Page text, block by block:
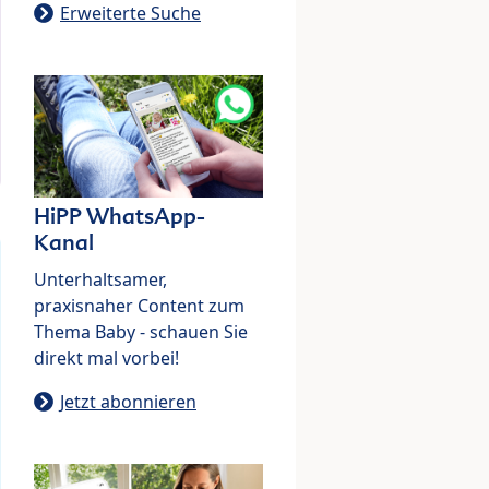
Erweiterte Suche
HiPP WhatsApp-
Kanal
Unterhaltsamer,
praxisnaher Content zum
Thema Baby - schauen Sie
direkt mal vorbei!
Jetzt abonnieren